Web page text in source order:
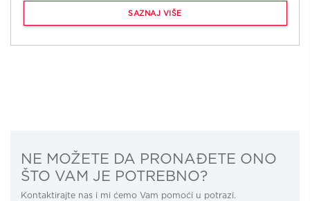
SAZNAJ VIŠE
NE MOŽETE DA PRONAĐETE ONO
ŠTO VAM JE POTREBNO?
Kontaktirajte nas i mi ćemo Vam pomoći u potrazi.